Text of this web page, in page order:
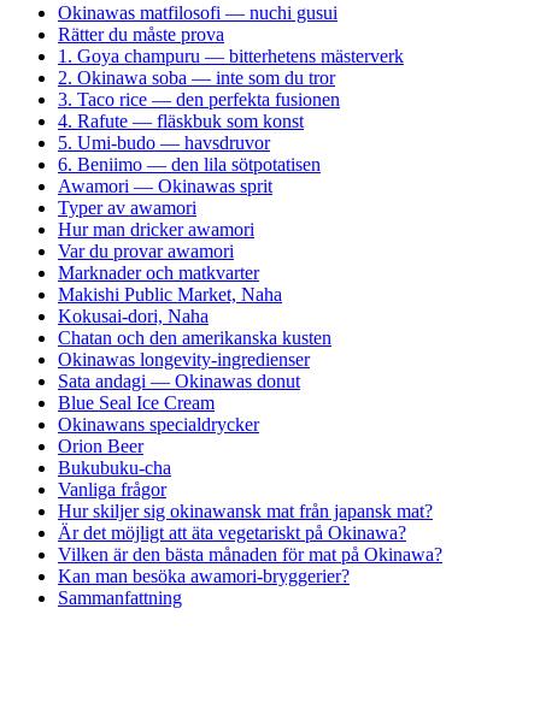
Okinawas matfilosofi — nuchi gusui
Rätter du måste prova
1. Goya champuru — bitterhetens mästerverk
2. Okinawa soba — inte som du tror
3. Taco rice — den perfekta fusionen
4. Rafute — fläskbuk som konst
5. Umi-budo — havsdruvor
6. Beniimo — den lila sötpotatisen
Awamori — Okinawas sprit
Typer av awamori
Hur man dricker awamori
Var du provar awamori
Marknader och matkvarter
Makishi Public Market, Naha
Kokusai-dori, Naha
Chatan och den amerikanska kusten
Okinawas longevity-ingredienser
Sata andagi — Okinawas donut
Blue Seal Ice Cream
Okinawans specialdrycker
Orion Beer
Bukubuku-cha
Vanliga frågor
Hur skiljer sig okinawansk mat från japansk mat?
Är det möjligt att äta vegetariskt på Okinawa?
Vilken är den bästa månaden för mat på Okinawa?
Kan man besöka awamori-bryggerier?
Sammanfattning